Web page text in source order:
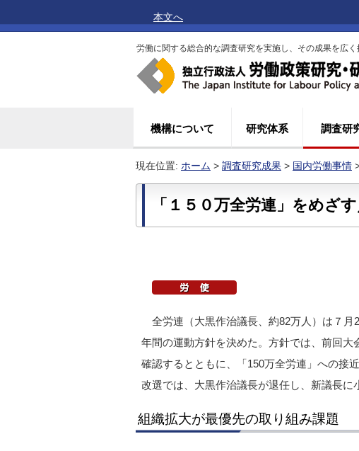
本文へ
労働に関する総合的な調査研究を実施し、その成果を広く
機構について 研究体系 調査研
現在位置: ホーム > 調査研究成果 > 国内労働事情
「１５０万全労連」をめざ
全労連（大黒作治議長、約82万人）は７
年間の運動方針を決めた。方針では、前回
確認するとともに、「150万全労連」への接
改選では、大黒作治議長が退任し、新議長に
組織拡大が最優先の取り組み課題